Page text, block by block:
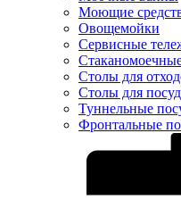
Моющие
Овощемойки
Сервисные
Столы для
Столы для
Туннельные
Фронтальные